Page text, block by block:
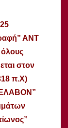
ΑΝΤ
στον
π.Χ)